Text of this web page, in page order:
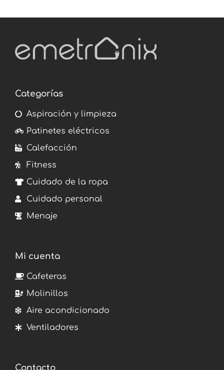
Categorías
Aspiración y limpieza
Patinetes eléctricos
Calefacción
Fitness
Cuidado de la ropa
Cuidado personal
Menaje
Mi cuenta
Cafeteras
Molinillos
Aire acondicionado
Ventiladores
Contacto